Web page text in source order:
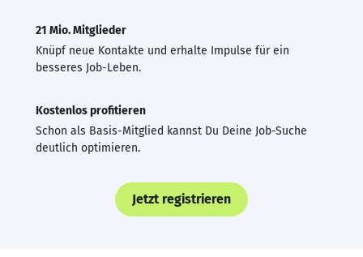
21 Mio. Mitglieder
Knüpf neue Kontakte und erhalte Impulse für ein
besseres Job-Leben.
Kostenlos profitieren
Schon als Basis-Mitglied kannst Du Deine Job-Suche
deutlich optimieren.
Jetzt registrieren